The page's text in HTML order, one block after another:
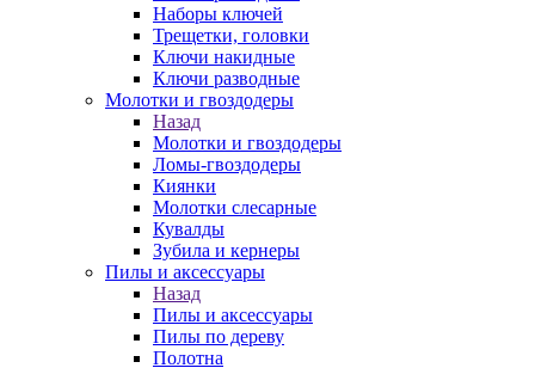
Наборы ключей
Трещетки, головки
Ключи накидные
Ключи разводные
Молотки и гвоздодеры
Назад
Молотки и гвоздодеры
Ломы-гвоздодеры
Киянки
Молотки слесарные
Кувалды
Зубила и кернеры
Пилы и аксессуары
Назад
Пилы и аксессуары
Пилы по дереву
Полотна